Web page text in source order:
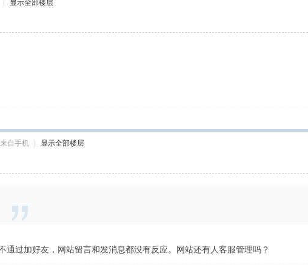
显示全部楼层
来自手机 显示全部楼层
过加好友，网站留言和发消息都没有反应。网站还有人客服管理吗？